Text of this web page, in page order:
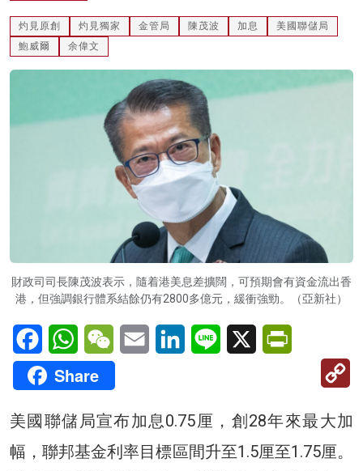
灼見原創 灼見獨家 金管局 陳茂波 加息
美國聯儲局
鮑威爾
余偉文
財政司司長陳茂波表示，隨着港美息差擴闊，可預期會有資金流出香
港，但強調銀行體系結餘仍有2800多億元，緩衝強勁。（亞新社）
FacebookWhatsAppWeChatEmail LinkedInLine X
Share
美國聯儲局宣布加息0.75厘，創28年來最大加
幅，聯邦基金利率目標區間升至1.5厘至1.75厘。